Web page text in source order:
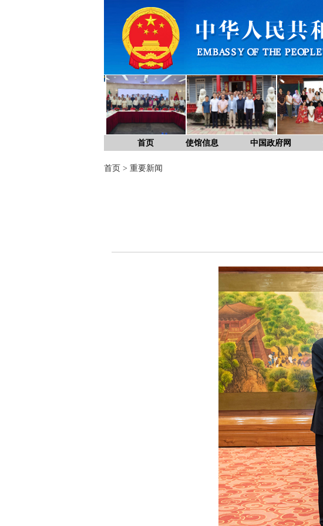
首页 使馆信息 中国政府网
首页 > 重要新闻